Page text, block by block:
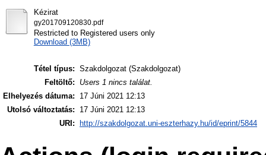
Kézirat
gy201709120830.pdf
Restricted to Registered users only
Download (3MB)
Tétel típus: Szakdolgozat (Szakdolgozat)
Feltöltő:
Users 1 nincs találat.
Elhelyezés dátuma:
17 Júni 2021 12:13
Utolsó változtatás:
17 Júni 2021 12:13
URI:
http://szakdolgozat.uni-eszterhazy.hu/id/eprint/5844